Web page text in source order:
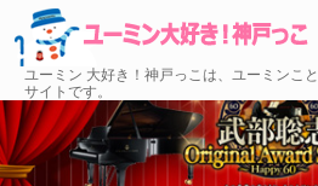
ユーミン 大好き！神戸っこは、ユーミンこ
サイトです。
トップ
ORIGINAL
チケット発売